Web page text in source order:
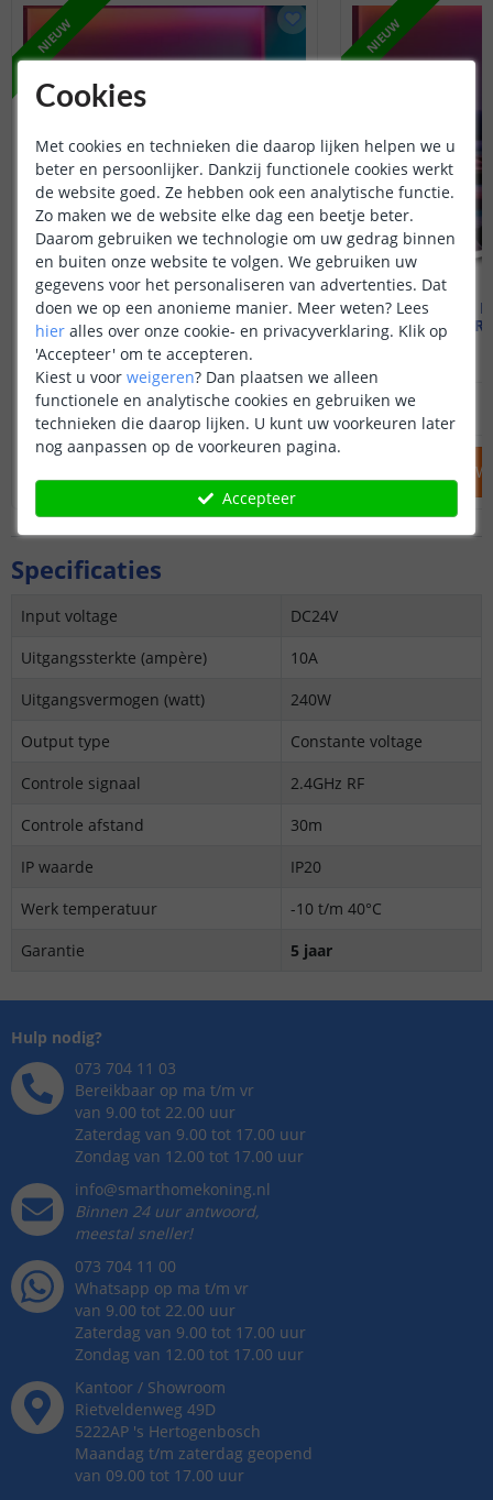
NIEUW
RexTech Inbouwspot
1 stuk | RGBWW | los
OP VOORRAAD 29,95
NIEUW
RexTech
1 stuk |
OP VOORRAAD
IN
Specificaties
Input voltage
DC24V
Uitgangssterkte (ampère)
10A
Uitgangsvermogen (watt)
240W
Output type
Constante voltage
Controle signaal
2.4GHz RF
Controle afstand
30m
IP waarde
IP20
Werk temperatuur
-10 t/m 40°C
Garantie
5 jaar
Hulp nodig?
073 704 11 03
Bereikbaar op ma t/m vr
van 9.00 tot 22.00 uur
Zaterdag van 9.00 tot 17.00 uur
Zondag van 12.00 tot 17.00 uur
info@smarthomekoning.nl
Binnen 24 uur antwoord,
meestal sneller!
073 704 11 00
Whatsapp op ma t/m vr
van 9.00 tot 22.00 uur
Zaterdag van 9.00 tot 17.00 uur
Zondag van 12.00 tot 17.00 uur
Kantoor / Showroom
Rietveldenweg 49D
5222AP 's Hertogenbosch
Maandag t/m zaterdag geopend
van 09.00 tot 17.00 uur
Cookies
Met cookies en technieken die daarop lijken helpen we u
beter en persoonlijker. Dankzij functionele cookies werkt
de website goed. Ze hebben ook een analytische functie.
Zo maken we de website elke dag een beetje beter.
Daarom gebruiken we technologie om uw gedrag binnen
en buiten onze website te volgen. We gebruiken uw
gegevens voor het personaliseren van advertenties. Dat
doen we op een anonieme manier. Meer weten? Lees
hier alles over onze cookie- en privacyverklaring. Klik op
'Accepteer' om te accepteren.
Kiest u voor weigeren? Dan plaatsen we alleen
functionele en analytische cookies en gebruiken we
technieken die daarop lijken. U kunt uw voorkeuren later
nog aanpassen op de voorkeuren pagina.
Accepteer